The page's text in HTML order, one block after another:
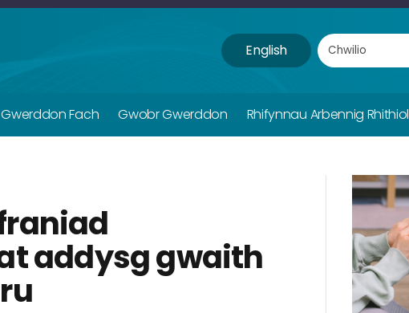
English
Gwerddon Fach Gwobr Gwerddon Rhifynnau Arbennig Rhithiol
addysg gwaith